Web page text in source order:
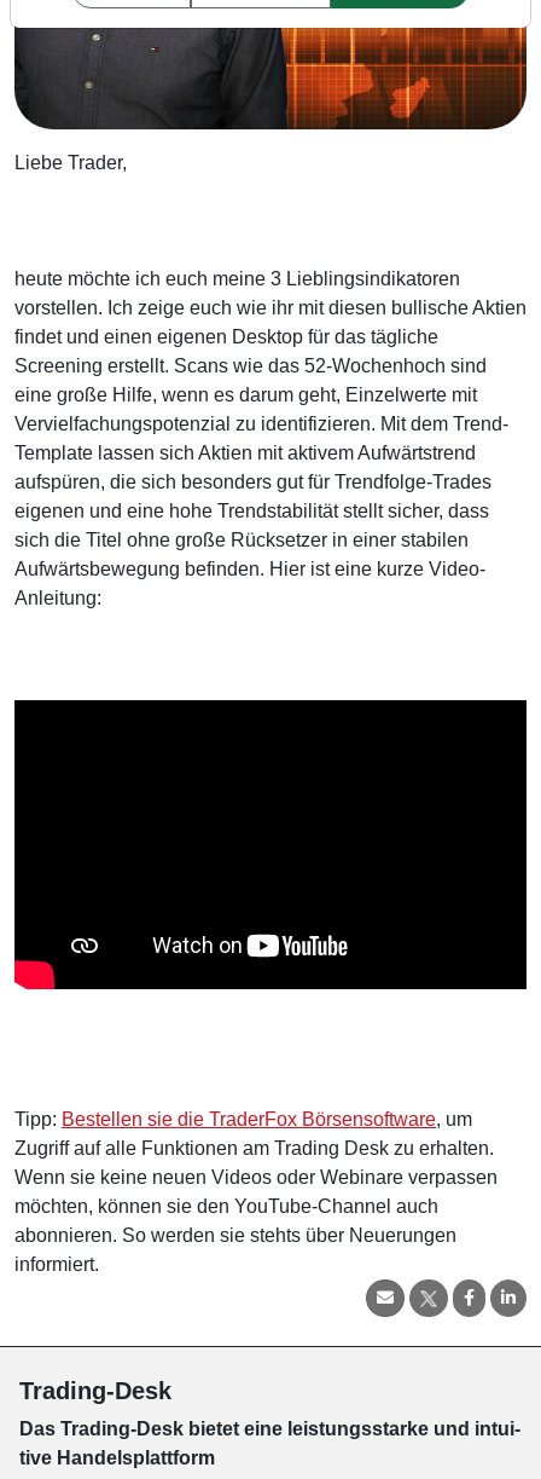
Liebe Trader,
heute möchte ich euch meine 3 Lieblingsindikatoren
vorstellen. Ich zeige euch wie ihr mit diesen bullische Aktien
findet und einen eigenen Desktop für das tägliche
Screening erstellt. Scans wie das 52-Wochenhoch sind
eine große Hilfe, wenn es darum geht, Einzelwerte mit
Vervielfachungspotenzial zu identifizieren. Mit dem Trend-
Template lassen sich Aktien mit aktivem Aufwärtstrend
aufspüren, die sich besonders gut für Trendfolge-Trades
eigenen und eine hohe Trendstabilität stellt sicher, dass
sich die Titel ohne große Rücksetzer in einer stabilen
Aufwärtsbewegung befinden. Hier ist eine kurze Video-
Anleitung:
Tipp: Bestellen sie die TraderFox Börsensoftware, um
Zugriff auf alle Funktionen am Trading Desk zu erhalten.
Wenn sie keine neuen Videos oder Webinare verpassen
möchten, können sie den YouTube-Channel auch
abonnieren. So werden sie stehts über Neuerungen
informiert.
Trading-Desk
Das Trading-Desk bie­tet eine leis­tungs­star­ke und in­tui­
tive Han­dels­platt­form